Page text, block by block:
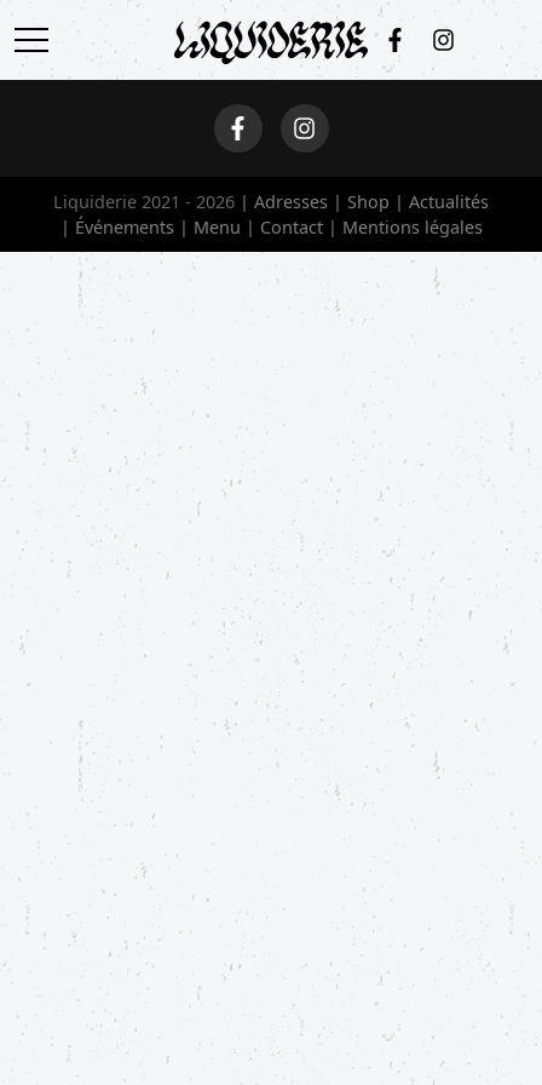
SHOP
ACTUALITÉS
ÉVÉNEMENTS
MENU
CONTACT
Liquiderie 2021 - 2026 Adresses Shop
Actualités
Événements
Menu Contact Mentions légales